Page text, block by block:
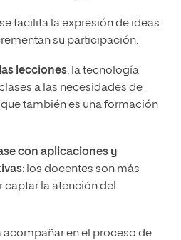
facilita la expresión de ideas
su participación.
lecciones: la tecnología
a las necesidades de
también es una formación
con aplicaciones y
: los docentes son más
la atención del
acompañar en el proceso de